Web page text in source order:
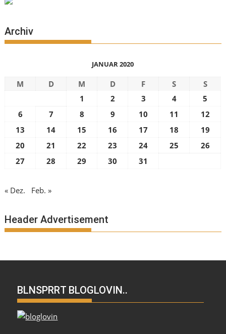
Archiv
JANUAR 2020
M D M D F S
S
1
2 3 4
5
6
7 8 9 10 11
12
13
14 15 16 17 18
19
20
21 22 23 24 25
26
27
28 29 30 31
« Dez. Feb. »
Header Advertisement
BLNSPRRT BLOGLOVIN..